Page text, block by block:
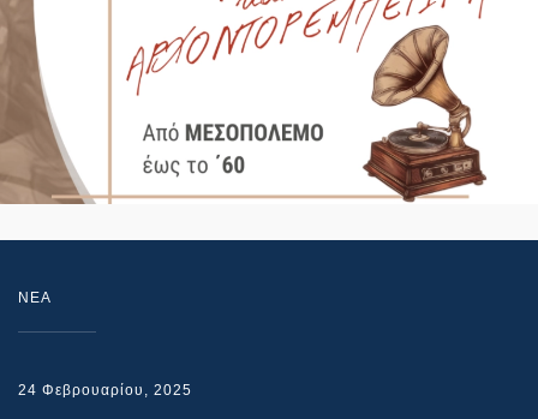
NEA
24 Φεβρουαρίου, 2025